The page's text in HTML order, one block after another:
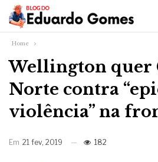
Home
Wellington quer
Norte contra
violência” na
Em 21 fev, 2019 182